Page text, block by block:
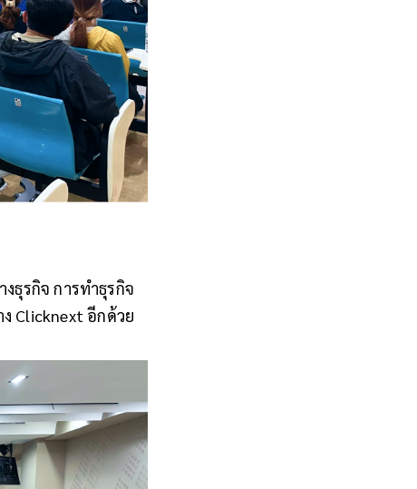
ธุรกิจ การทำธุรกิจ
Clicknext อีกด้วย